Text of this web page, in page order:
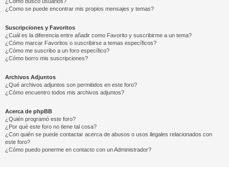
¿Como se puede encontrar mis propios mensajes y temas?
Suscripciones y Favoritos
¿Cuál es la diferencia entre añadir como Favorito y suscribirme a un tema?
¿Cómo marcar Favoritos o suscribirse a temas específicos?
¿Cómo me suscribo a un foro específico?
¿Cómo borro mis suscripciones?
Archivos Adjuntos
¿Qué archivos adjuntos son permitidos en este foro?
¿Cómo encuentro todos mis archivos adjuntos?
Acerca de phpBB
¿Quién programó este foro?
¿Por qué este foro no tiene tal cosa?
¿Con quién se puede contactar acerca de abusos o usos ilegales relacionados con
este foro?
¿Cómo puedo ponerme en contacto con un Administrador?